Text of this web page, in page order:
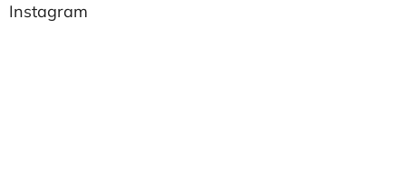
Instagram